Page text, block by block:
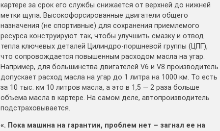
картере за срок его службы снижается от верхней до нижней
метки щупа. Высокофорсированные двигатели общего
назначения (не спортивные) для сохранения приемлемого
ресурса конструируют так, чтобы улучшить смазку и отвод
тепла ключевых деталей Цилиндро-поршневой группы (ЦПГ),
что сопровождается повышенным расходом масла на угар.
Например, для большинства двигателей V6 и V8 производитель
допускает расход масла на угар до 1 литра на 1000 км. То есть
за 10 тыс. км 10 литров масла, а это в 1,5 — 2 раза больше
объема масла в картере. На самом деле, автопроизводитель
подстраховывается.
«. Пока машина на гарантии, проблем нет – загнал ее на